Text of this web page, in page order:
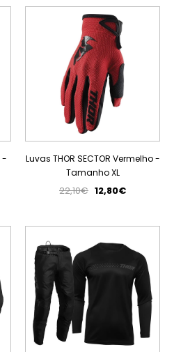
-
Luvas THOR SECTOR Vermelho -
Tamanho XL
22,10€ 12,80€